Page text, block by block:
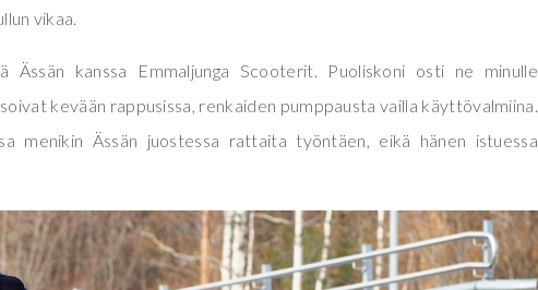
vikaa.
kanssa Emmaljunga Scooterit. Puoliskoni osti ne minulle
kevään rappusissa, renkaiden pumppausta vailla käyttövalmiina.
menikin Ässän juostessa rattaita työntäen, eikä hänen istuessa